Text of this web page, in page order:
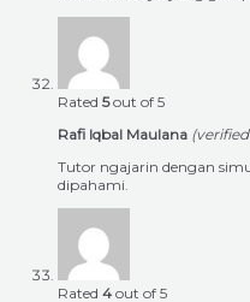
Rated 5out of 5
Rafi Iqbal Maulana
Tutor ngajarin dengan
dipahami.
Rated 4 out of 5